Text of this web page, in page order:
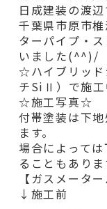
日成建装の渡
千葉県市原市
ターパイプ・
いました(^^)/
☆ハイブリッド
チSiⅡ）で施
☆施工写真☆
付帯塗装は下
ます。
場合によって
ることもありま
【ガスメータ
↓施工前